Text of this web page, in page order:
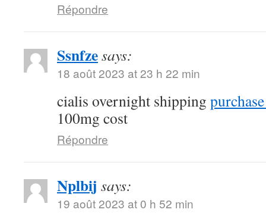
Répondre
Ssnfzesays:
18 août 2023 at 23 h 22 min
cialis overnight shipping
100mg cost
Répondre
Nplbij says:
19 août 2023 at 0 h 52 min